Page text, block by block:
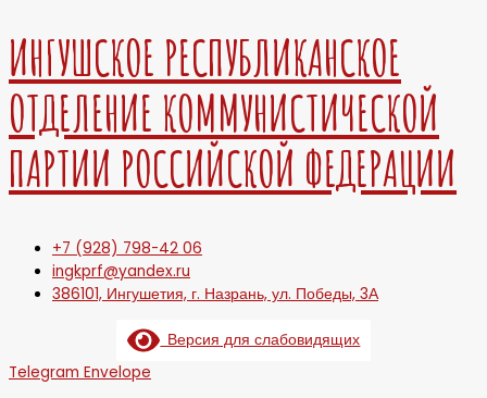
ИНГУШСКОЕ РЕСПУБЛИКАНСКОЕ
ОТДЕЛЕНИЕ КОММУНИСТИЧЕСКОЙ
ПАРТИИ РОССИЙСКОЙ ФЕДЕРАЦИИ
+7 (928) 798-42 06
ingkprf@yandex.ru
386101, Ингушетия, г. Назрань, ул. Победы, 3А
Версия для слабовидящих
Telegram Envelope